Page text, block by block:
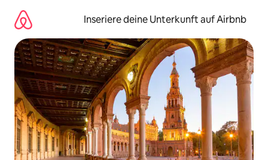
Inhalten
springen
Inseriere deine Unterkunft auf Airbnb